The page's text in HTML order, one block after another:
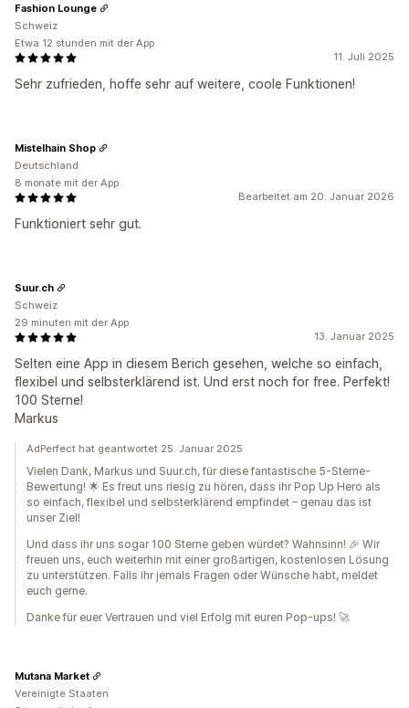
11. Juli 2025
Sehr zufrieden, hoffe sehr auf weitere, coole Funktionen!
Fashion Lounge
Schweiz
Etwa 12 stunden mit der App
Bearbeitet am 20. Januar 2026
Funktioniert sehr gut.
Mistelhain Shop
Deutschland
8 monate mit der App
13. Januar 2025
Selten eine App in diesem Berich gesehen, welche so einfach,
flexibel und selbsterklärend ist. Und erst noch for free. Perfekt!
100 Sterne!
Markus
Suur.ch
Schweiz
29 minuten mit der App
AdPerfect hat geantwortet 25. Januar 2025
Vielen Dank, Markus und Suur.ch, für diese fantastische 5-Sterne-
Bewertung! 🌟 Es freut uns riesig zu hören, dass ihr Pop Up Hero als
so einfach, flexibel und selbsterklärend empfindet – genau das ist
unser Ziel!
Und dass ihr uns sogar 100 Sterne geben würdet? Wahnsinn! 🎉 Wir
freuen uns, euch weiterhin mit einer großartigen, kostenlosen Lösung
zu unterstützen. Falls ihr jemals Fragen oder Wünsche habt, meldet
euch gerne.
Danke für euer Vertrauen und viel Erfolg mit euren Pop-ups! 🚀
Mutana Market
Vereinigte Staaten